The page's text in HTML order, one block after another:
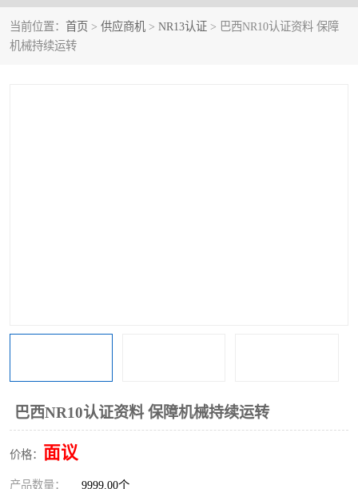
当前位置： 首页 > 供应商机 > NR13认证 > 巴西NR10认证资料 保障
机械持续运转
巴西NR10认证资料 保障机械持续运转
价格： 面议
产品数量： 9999.00个